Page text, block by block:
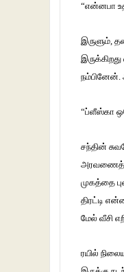
“என்னபா
இருளும்,
நம்பினேன்.
“ப்ளீஸ்கா
சந்தின்
முகத்தை
திரட்டி
மேல் வீசி
ரயில்